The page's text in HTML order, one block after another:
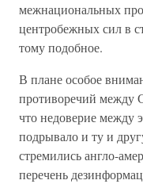
межнациональных
центробежных сил в
тому подобное.
В плане особое
противоречий
что недоверие между
подрывало и ту и
стремились англо-
перечень